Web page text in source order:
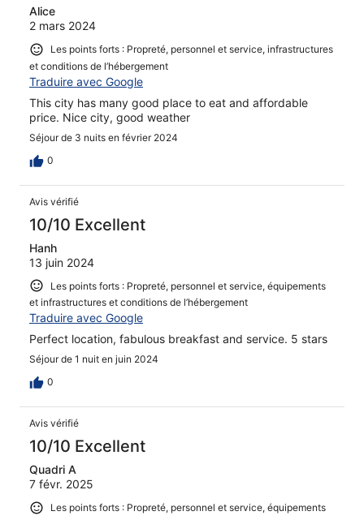
Alice
2 mars 2024
Les points forts : Propreté, personnel et service, infrastructures
et conditions de l’hébergement
Traduire avec Google
This city has many good place to eat and affordable
price. Nice city, good weather
Séjour de 3 nuits en février 2024
0
Avis vérifié
10/10 Excellent
Hanh
13 juin 2024
Les points forts : Propreté, personnel et service, équipements
et infrastructures et conditions de l’hébergement
Traduire avec Google
Perfect location, fabulous breakfast and service. 5 stars
Séjour de 1 nuit en juin 2024
0
Avis vérifié
10/10 Excellent
Quadri A
7 févr. 2025
Les points forts : Propreté, personnel et service, équipements